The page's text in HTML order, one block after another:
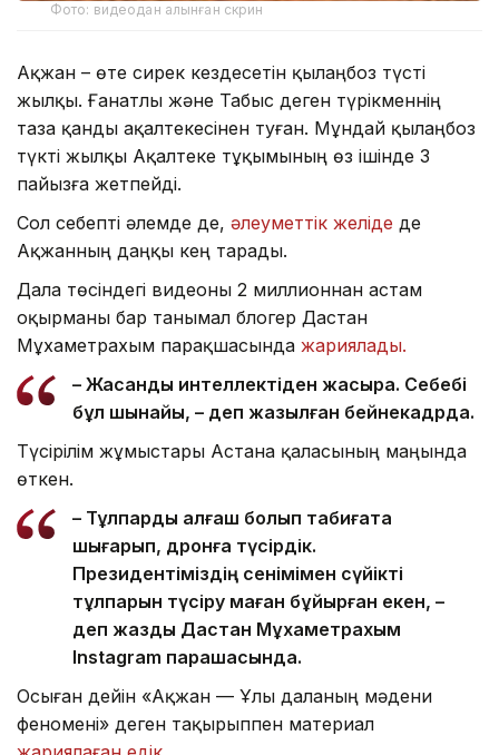
Фото: видеодан алынған скрин
Ақжан – өте сирек кездесетін қылаңбоз түсті
жылқы. Ғанатлы және Табыс деген түрікменнің
таза қанды ақалтекесінен туған. Мұндай қылаңбоз
түкті жылқы Ақалтеке тұқымының өз ішінде 3
пайызға жетпейді.
Сол себепті әлемде де, әлеуметтік желіде де
Ақжанның даңқы кең тарады.
Дала төсіндегі видеоны 2 миллионнан астам
оқырманы бар танымал блогер Дастан
Мұхаметрахым парақшасында жариялады.
– Жасанды интеллектіден жақсырақ. Себебі
бұл шынайы, – деп жазылған бейнекадрда.
Түсірілім жұмыстары Астана қаласының маңында
өткен.
– Тұлпарды алғаш болып табиғатқа
шығарып, дронға түсірдік.
Президентіміздің сенімімен сүйікті
тұлпарын түсіру маған бұйырған екен, –
деп жазды Дастан Мұхаметрахым
Instagram парақшасында.
Осыған дейін «Ақжан — Ұлы даланың мәдени
феномені» деген тақырыппен материал